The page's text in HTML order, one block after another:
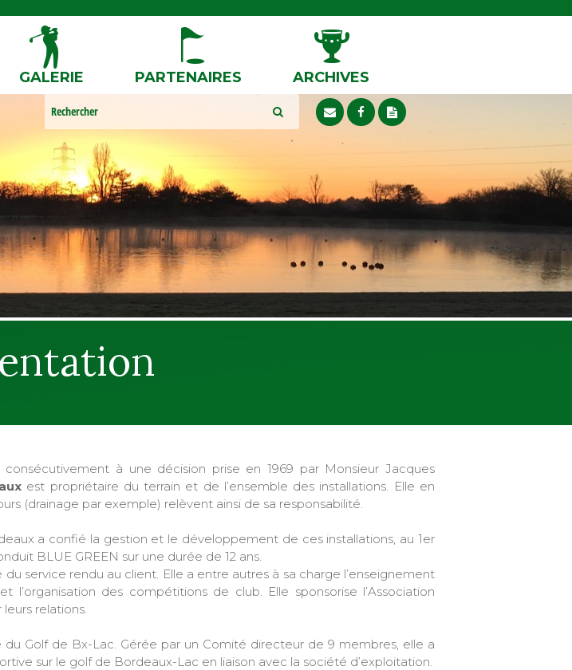
GALERIE PARTENAIRES ARCHIVES
à une décision prise en 1969 par Monsieur Jacques
est propriétaire du terrain et de l’ensemble des installations. Elle en
(drainage par exemple) relèvent ainsi de sa responsabilité.
a confié la gestion et le développement de ces installations, au 1er
BLUE GREEN sur une durée de 12 ans.
service rendu au client. Elle a entre autres à sa charge l’enseignement
des compétitions de club. Elle sponsorise l’Association
relations.
du Golf de Bx-Lac. Gérée par un Comité directeur de 9 membres, elle a
sur le golf de Bordeaux-Lac en liaison avec la société d’exploitation.